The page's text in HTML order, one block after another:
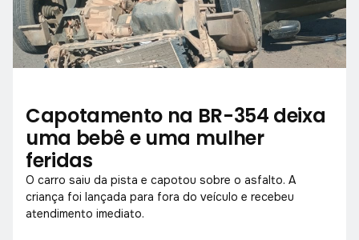
Capotamento na BR-354 deixa
uma bebê e uma mulher
feridas
O carro saiu da pista e capotou sobre o asfalto. A
criança foi lançada para fora do veículo e recebeu
atendimento imediato.